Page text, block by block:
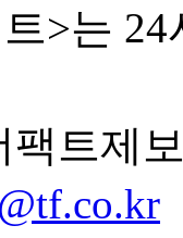
>는
팩트제